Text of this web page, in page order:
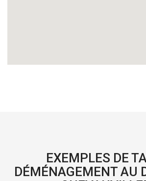
EXEMPLES DE
DÉMÉNAGEMENT AU